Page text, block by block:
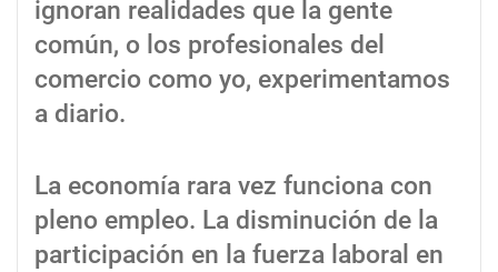
ignoran realidades que la gente
común, o los profesionales del
comercio como yo, experimentamos
a diario.
La economía rara vez funciona con
pleno empleo. La disminución de la
participación en la fuerza laboral en